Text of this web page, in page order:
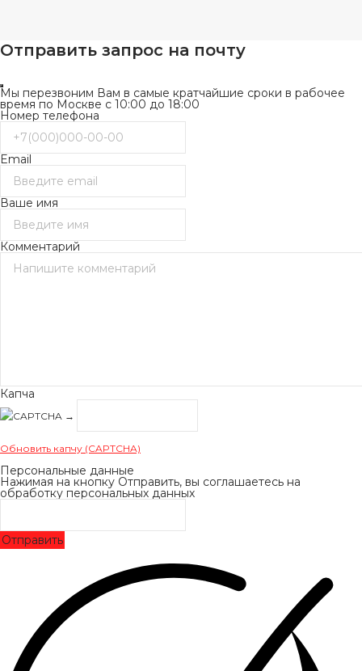
Отправить запрос на почту
Мы перезвоним Вам в самые кратчайшие сроки в рабочее
время по Москве с 10:00 до 18:00
Номер телефона
Email
Ваше имя
Комментарий
Капча
→
Обновить капчу (CAPTCHA)
Персональные данные
Нажимая на кнопку Отправить, вы соглашаетесь на
обработку персональных данных
Отправить